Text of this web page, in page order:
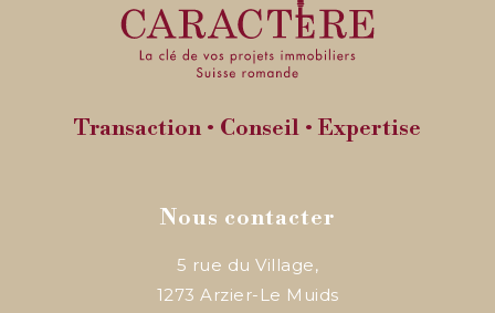
Transaction • Conseil • Expertise
Nous contacter
5 rue du Village,
1273 Arzier-Le Muids